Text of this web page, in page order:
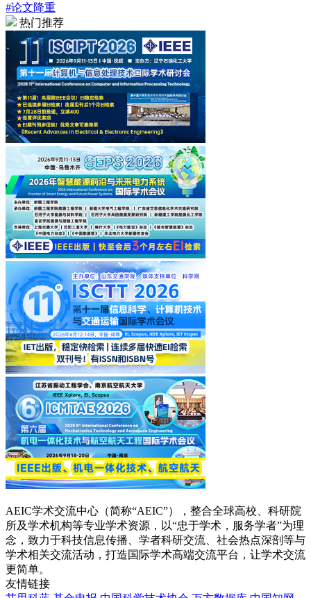
#论文降重
热门推荐
AEIC学术交流中心（简称“AEIC”），整合全球高校、科研院
所及学术机构等专业学术资源，以“忠于学术，服务学者”为理
念，致力于科技信息传播、学者科研交流、社会热点深剖等与
学术相关交流活动，打造国际学术高端交流平台，让学术交流
更简单。
友情链接